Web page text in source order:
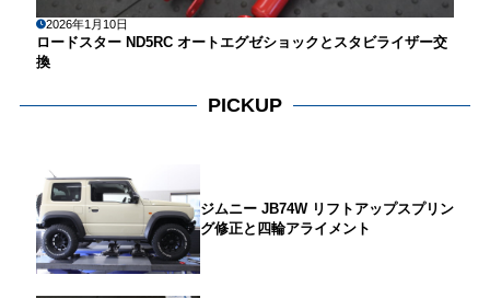
2026年1月10日
ロードスター ND5RC オートエグゼショックとスタビライザー交
換
PICKUP
ジムニー JB74W リフトアップスプリン
グ修正と四輪アライメント